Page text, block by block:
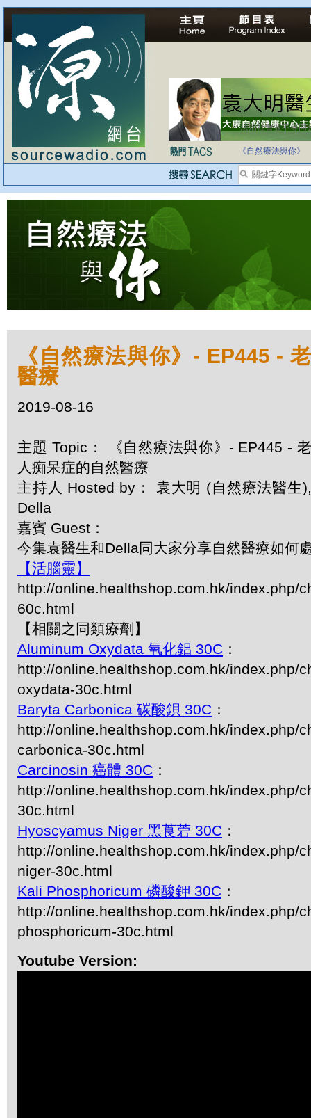
法治社會並不等同
《自然療法與你》
《自然療法與你》- EP445 -
醫療
2019-08-16
主題 Topic： 《自然療法與你》- EP445 - 老
人痴呆症的自然醫療
主持人 Hosted by： 袁大明 (自然療法醫生),
Della
嘉賓 Guest：
今集袁醫生和Della同大家分享自然醫療如何
【活腦靈】
http://online.healthshop.com.hk/index.php/
60c.html
【相關之同類療劑】
Aluminum Oxydata 氧化鋁 30C ：
http://online.healthshop.com.hk/index.php/
oxydata-30c.html
Baryta Carbonica 碳酸鋇 30C ：
http://online.healthshop.com.hk/index.php/
carbonica-30c.html
Carcinosin 癌體 30C ：
http://online.healthshop.com.hk/index.php/
30c.html
Hyoscyamus Niger 黑莨菪 30C ：
http://online.healthshop.com.hk/index.php/
niger-30c.html
Kali Phosphoricum 磷酸鉀 30C ：
http://online.healthshop.com.hk/index.php/
phosphoricum-30c.html
Youtube Version: